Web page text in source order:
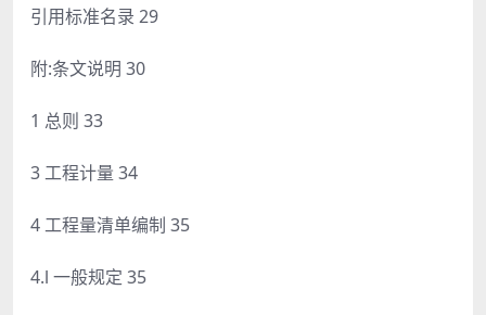
引用标准名录 29
附:条文说明 30
1 总则 33
3 工程计量 34
4 工程量清单编制 35
4.l 一般规定 35